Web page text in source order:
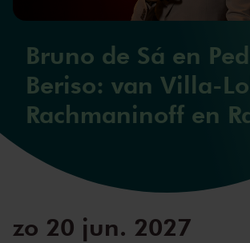
Bruno de Sá en
Beriso: van Villa-
Rachmaninoff en
zo 20 jun. 2027